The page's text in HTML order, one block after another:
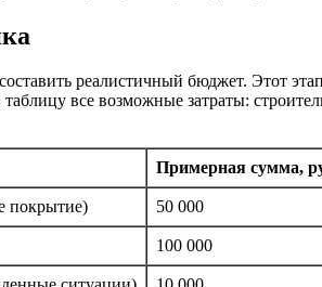
реалистичный бюджет. Этот
все возможные затраты:
Примерная сумма,
покрытие) 50 000
100 000